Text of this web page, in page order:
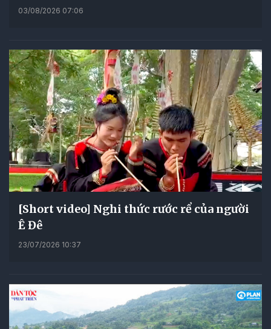
03/08/2026 07:06
[Short video] Nghi thức rước rể của người
Ê Đê
23/07/2026 10:37